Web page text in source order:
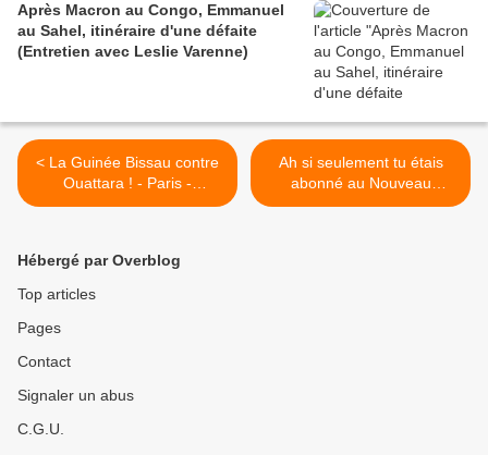
Après Macron au Congo, Emmanuel
au Sahel, itinéraire d'une défaite
(Entretien avec Leslie Varenne)
< La Guinée Bissau contre
Ouattara ! - Paris -
13/04/2013
Ah si seulement tu étais
abonné au Nouveau
Courrier... (10 euros / mois)
Hébergé par Overblog
Top articles
Pages
Contact
Signaler un abus
C.G.U.